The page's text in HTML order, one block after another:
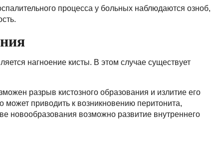
процесса у больных наблюдаются озноб,
нагноение кисты. В этом случае существует
разрыв кистозного образования и излитие его
приводить к возникновению перитонита,
новообразования возможно развитие внутреннего